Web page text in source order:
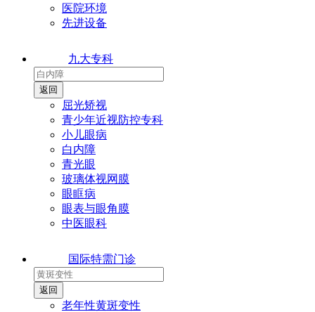
医院环境
先进设备
九大专科
屈光矫视
青少年近视防控专科
小儿眼病
白内障
青光眼
玻璃体视网膜
眼眶病
眼表与眼角膜
中医眼科
国际特需门诊
老年性黄斑变性